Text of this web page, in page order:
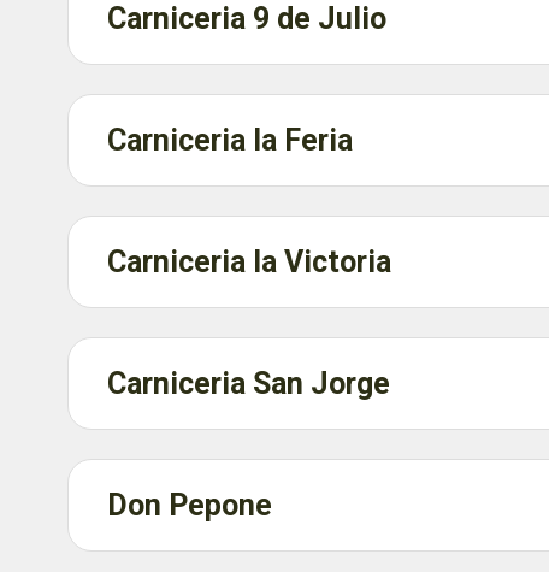
Carniceria 9 de Julio
Carniceria la Feria
Carniceria la Victoria
Carniceria San Jorge
Don Pepone